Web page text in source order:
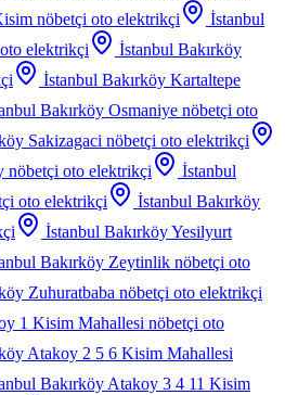
nöbetçi oto elektrikçi
İstanbul
elektrikçi
İstanbul Bakırköy
İstanbul Bakırköy Kartaltepe
Bakırköy Osmaniye nöbetçi oto
Sakizagaci nöbetçi oto elektrikçi
nöbetçi oto elektrikçi
İstanbul
oto elektrikçi
İstanbul Bakırköy
İstanbul Bakırköy Yesilyurt
Bakırköy Zeytinlik nöbetçi oto
Zuhuratbaba nöbetçi oto elektrikçi
1 Kisim Mahallesi nöbetçi oto
Atakoy 2 5 6 Kisim Mahallesi
Bakırköy Atakoy 3 4 11 Kisim